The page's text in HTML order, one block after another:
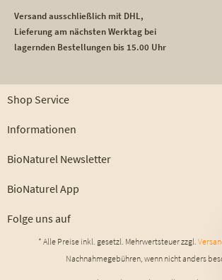
Versand ausschließlich mit DHL,
Lieferung am nächsten Werktag bei
lagernden Bestellungen bis 15.00 Uhr
Shop Service
Informationen
BioNaturel Newsletter
BioNaturel App
Folge uns auf
* Alle Preise inkl. gesetzl. Mehrwertsteuer zzgl.
Nachnahmegebühren, wenn nicht anders